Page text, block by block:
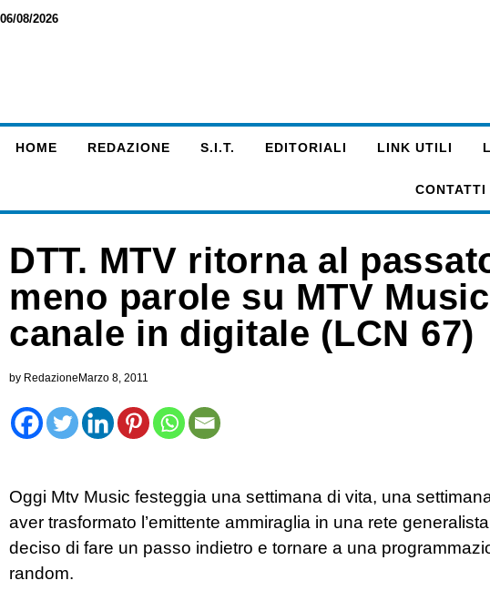
06/08/2026
HOME REDAZIONE S.I.T. EDITORIALI LINK UTILI
CONTATTI
DTT. MTV ritorna al
meno parole su MTV
canale in digitale (LCN 67)
by Redazione Marzo 8, 2011
Oggi Mtv Music festeggia una settimana di vita, una
aver trasformato l’emittente ammiraglia in una rete
deciso di fare un passo indietro e tornare a una
random.